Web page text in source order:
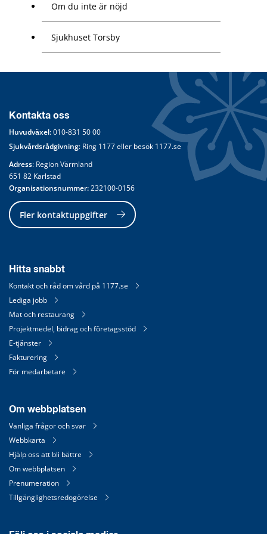
Om du inte är nöjd
Sjukhuset Torsby
Kontakta oss
Huvudväxel: 010-831 50 00
Sjukvårdsrådgivning: Ring 1177 eller besök 1177.se
Adress: Region Värmland
651 82 Karlstad
Organisationsnummer: 232100-0156
Fler kontaktuppgifter
Hitta snabbt
Kontakt och råd om vård på 1177.se
Lediga jobb
Mat och restaurang
Projektmedel, bidrag och företagsstöd
E-tjänster
Fakturering
För medarbetare
Om webbplatsen
Vanliga frågor och svar
Webbkarta
Hjälp oss att bli bättre
Om webbplatsen
Prenumeration
Tillgänglighetsredogörelse